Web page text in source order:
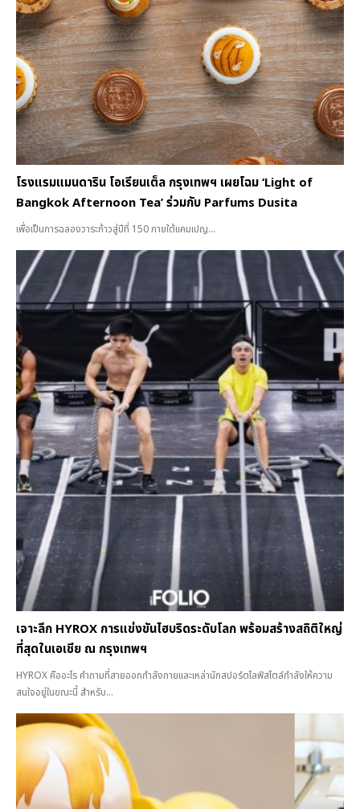
โรงแรมแมนดาริน โอเรียนเต็ล กรุงเทพฯ เผยโฉม ‘Light of
Bangkok Afternoon Tea’ ร่วมกับ Parfums Dusita
เพื่อเป็นการฉลองวาระก้าวสู่ปีที่ 150 ภายใต้แคมเปญ...
เจาะลึก HYROX การแข่งขันไฮบริดระดับโลก พร้อมสร้างสถิติใหญ่
ที่สุดในเอเชีย ณ กรุงเทพฯ
HYROX คืออะไร คำถามที่สายออกกำลังกายและเหล่านักสปอร์ตไลฟ์สไตล์กำลังให้ความ
สนใจอยู่ในขณะนี้ สำหรับ...